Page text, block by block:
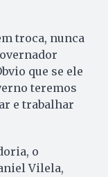
troca, nunca
que se ele
teremos
e trabalhar
o
Vilela,